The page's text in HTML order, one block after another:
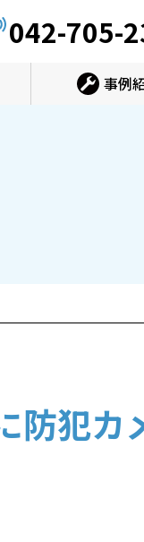
042-705-
事例
防犯カ